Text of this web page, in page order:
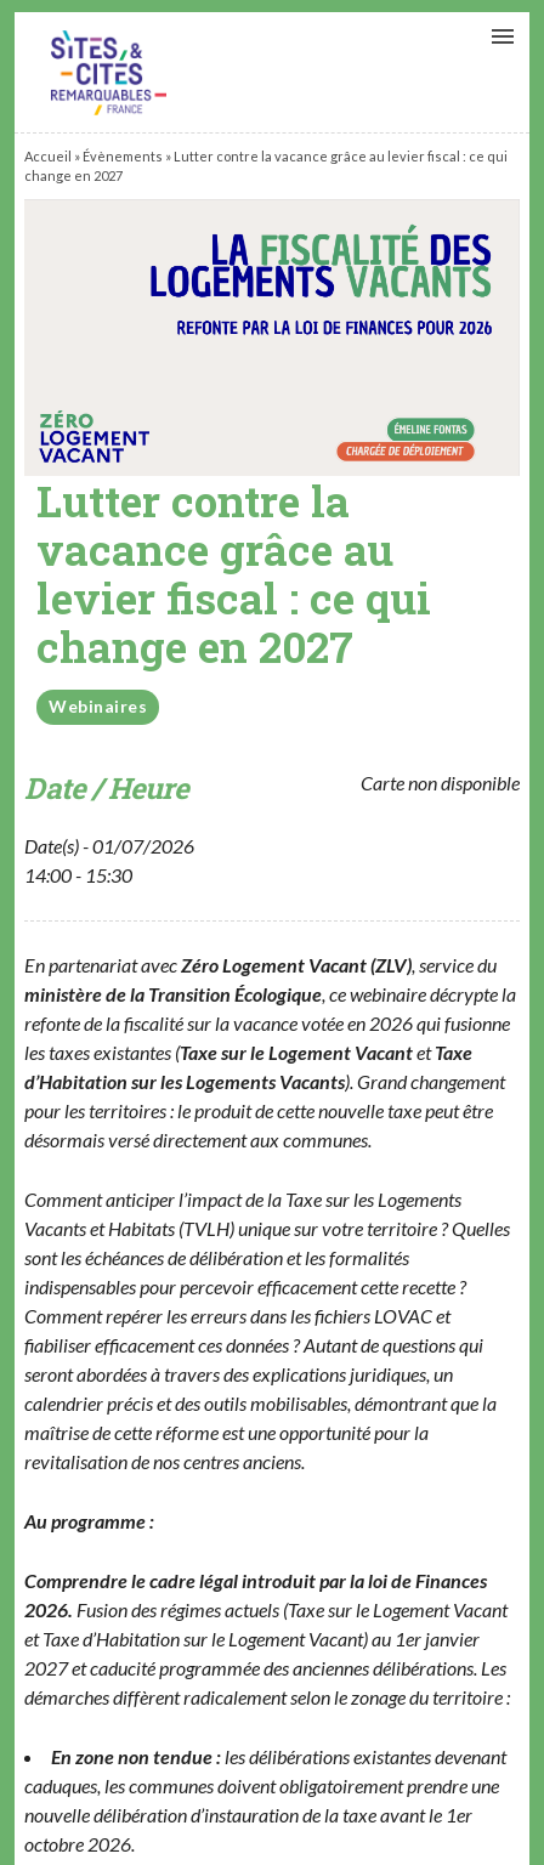
Accueil » Évènements » Lutter contre la vacance grâce au levier fiscal : ce qui
change en 2027
Lutter contre la
vacance grâce au
levier fiscal : ce qui
change en 2027
Webinaires
Carte non disponible
Date / Heure
Date(s) - 01/07/2026
14:00 - 15:30
En partenariat avecZéro Logement Vacant (ZLV), service du
ministère de la Transition Écologique, ce webinaire décrypte la
refonte de la fiscalité sur la vacance votée en 2026 qui fusionne
les taxes existantes (Taxe sur le Logement VacantetTaxe
d’Habitation sur les Logements Vacants). Grand changement
pour les territoires : le produit de cette nouvelle taxe peut être
désormais versé directement aux communes.
Comment anticiper l’impact de la Taxe sur les Logements
Vacants et Habitats (TVLH) unique sur votre territoire ? Quelles
sont les échéances de délibération et les formalités
indispensables pour percevoir efficacement cette recette ?
Comment repérer les erreurs dans les fichiers LOVAC et
fiabiliser efficacement ces données ? Autant de questions qui
seront abordées à travers des explications juridiques, un
calendrier précis et des outils mobilisables, démontrant que la
maîtrise de cette réforme est une opportunité pour la
revitalisation de nos centres anciens.
Au programme :
Comprendre le cadre légal introduit par la loi de Finances
2026. Fusion des régimes actuels (Taxe sur le Logement Vacant
et Taxe d’Habitation sur le Logement Vacant) au 1er janvier
2027 et caducité programmée des anciennes délibérations. Les
démarches diffèrent radicalement selon le zonage du territoire :
En zone non tendue : les délibérations existantes devenant
caduques, les communes doivent obligatoirement prendre une
nouvelle délibération d’instauration de la taxe avant le 1er
octobre 2026.